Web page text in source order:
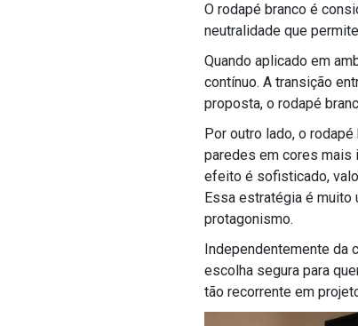
O rodapé branco é
neutralidade que
Quando aplicado em
contínuo. A transição
proposta, o rodapé
Por outro lado, o
paredes em cores mais
efeito é sofisticado,
Essa estratégia é muito
protagonismo.
Independentemente da
escolha segura para
tão recorrente em